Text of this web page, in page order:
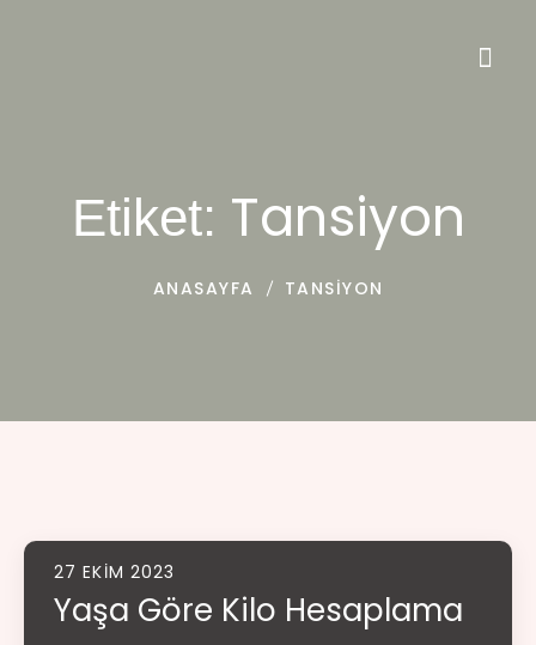
Etiket: Tansiyon
ANASAYFA TANSIYON
27 EKIM 2023
Yaşa Göre Kilo Hesaplama